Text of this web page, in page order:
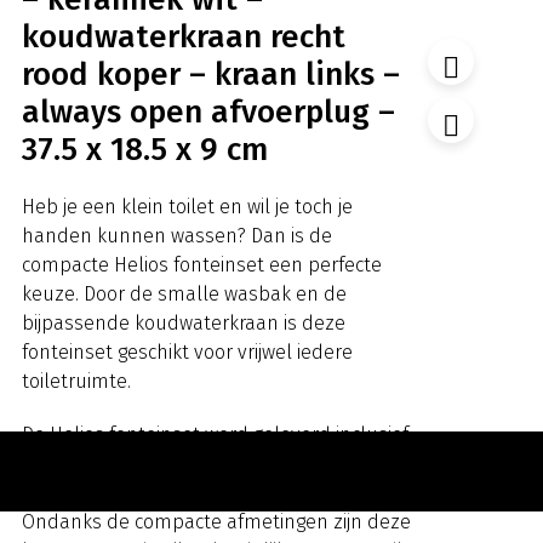
koudwaterkraan recht
rood koper – kraan links –
always open afvoerplug –
37.5 x 18.5 x 9 cm
Heb je een klein toilet en wil je toch je
handen kunnen wassen? Dan is de
compacte Helios fonteinset een perfecte
keuze. Door de smalle wasbak en de
bijpassende koudwaterkraan is deze
fonteinset geschikt voor vrijwel iedere
toiletruimte.
De Helios fonteinset word geleverd inclusief
Ondanks de compacte afmetingen zijn deze